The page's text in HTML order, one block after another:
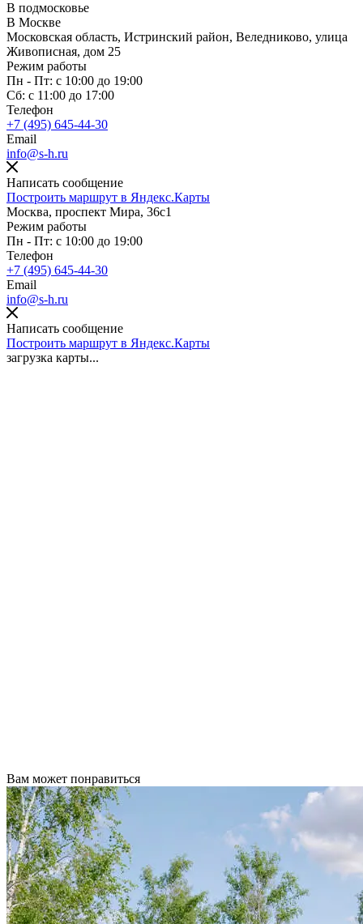
В подмосковье
В Москве
Московская область, Истринский район, Веледниково, улица
Живописная, дом 25
Режим работы
Пн - Пт: с 10:00 до 19:00
Сб: с 11:00 до 17:00
Телефон
+7 (495) 645-44-30
Email
info@s-h.ru
Написать сообщение
Построить маршрут в Яндекс.Карты
Москва, проспект Мира, 36с1
Режим работы
Пн - Пт: с 10:00 до 19:00
Телефон
+7 (495) 645-44-30
Email
info@s-h.ru
Написать сообщение
Построить маршрут в Яндекс.Карты
загрузка карты...
Вам может понравиться